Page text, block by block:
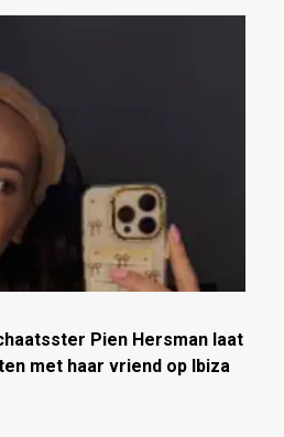
Pien Hersman laat
met haar vriend op Ibiza